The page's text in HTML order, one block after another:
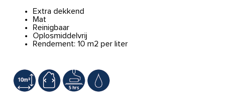
Extra dekkend
Mat
Reinigbaar
Oplosmiddelvrij
Rendement: 10 m2 per liter